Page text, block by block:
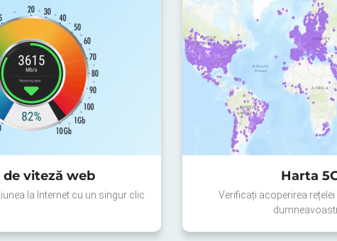
de viteză web
la Internet cu un singur clic
Harta
Verificați acoperirea